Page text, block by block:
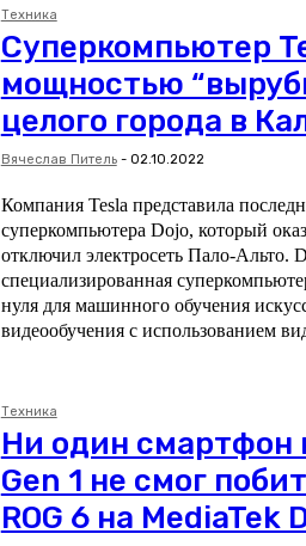
Техника
Суперкомпьютер
мощностью
целого города в
Вячеслав Питель - 02.10.2022
Компания Tesla представила
суперкомпьютера Dojo, который
отключил электросеть Пало-Альто. Dojo - это собственная
специализированная
нуля для машинного обучения
видеообучения с использованием
Техника
Ни один смартфон
Gen 1 не смог
ROG 6 на